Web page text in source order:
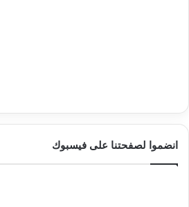
انضموا لصفحتنا على فيسبوك